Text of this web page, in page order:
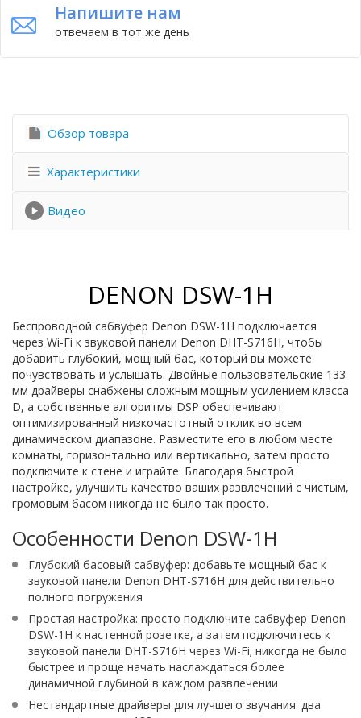
Напишите нам
отвечаем в тот же день
Обзор товара
Характеристики
Видео
DENON DSW-1H
Беспроводной сабвуфер Denon DSW-1H подключается
через Wi-Fi к звуковой панели Denon DHT-S716H, чтобы
добавить глубокий, мощный бас, который вы можете
почувствовать и услышать. Двойные пользовательские 133
мм драйверы снабжены сложным мощным усилением класса
D, а собственные алгоритмы DSP обеспечивают
оптимизированный низкочастотный отклик во всем
динамическом диапазоне. Разместите его в любом месте
комнаты, горизонтально или вертикально, затем просто
подключите к стене и играйте. Благодаря быстрой
настройке, улучшить качество ваших развлечений с чистым,
громовым басом никогда не было так просто.
Особенности Denon DSW-1H
Глубокий басовый сабвуфер: добавьте мощный бас к
звуковой панели Denon DHT-S716H для действительно
полного погружения
Простая настройка: просто подключите сабвуфер Denon
DSW-1H к настенной розетке, а затем подключитесь к
звуковой панели DHT-S716H через Wi-Fi; никогда не было
быстрее и проще начать наслаждаться более
динамичной глубиной в каждом развлечении
Нестандартные драйверы для лучшего звучания: два